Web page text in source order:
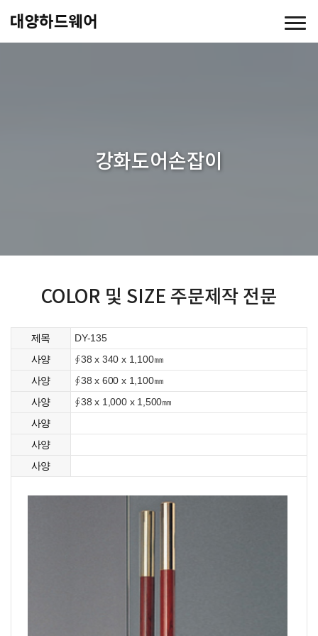
강화도어손잡이
COLOR 및 SIZE 주문제작 전문
제목 DY-135
사양 ∮38 x 340 x 1,100㎜
사양 ∮38 x 600 x 1,100㎜
사양 ∮38 x 1,000 x 1,500㎜
사양
사양
사양